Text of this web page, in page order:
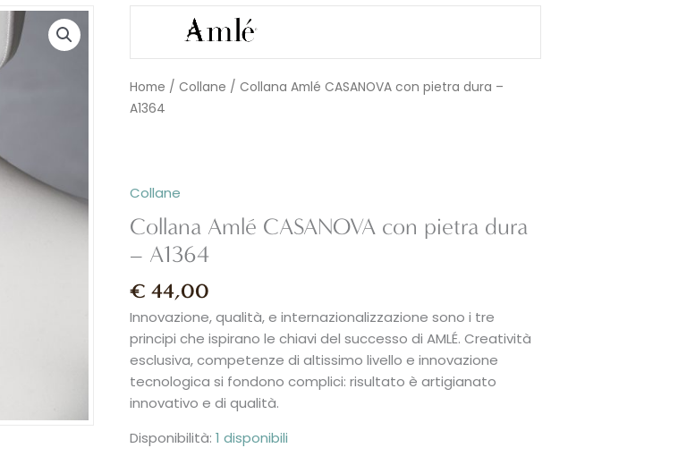
Home / Collane / Collana Amlé CASANOVA con pietra dura –
A1364
Collane
Collana Amlé CASANOVA con pietra dura
– A1364
€ 44,00
Innovazione, qualità, e internazionalizzazione sono i tre
principi che ispirano le chiavi del successo di AMLÉ. Creatività
esclusiva, competenze di altissimo livello e innovazione
tecnologica si fondono complici: risultato è artigianato
innovativo e di qualità.
Disponibilità: 1 disponibili
CASANOVA
con
pietra
quantità